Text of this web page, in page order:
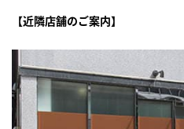
【近隣店舗のご案内】